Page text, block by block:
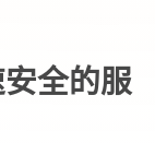
全的服